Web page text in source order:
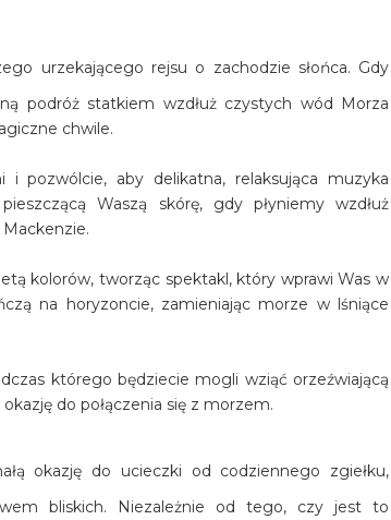
urzekającego rejsu o zachodzie słońca. Gdy
podróż statkiem wzdłuż czystych wód Morza
chwile.
pozwólcie, aby delikatna, relaksująca muzyka
Waszą skórę, gdy płyniemy wzdłuż
kolorów, tworząc spektakl, który wprawi Was w
na horyzoncie, zamieniając morze w lśniące
którego będziecie mogli wziąć orzeźwiającą
do połączenia się z morzem.
okazję do ucieczki od codziennego zgiełku,
bliskich. Niezależnie od tego, czy jest to